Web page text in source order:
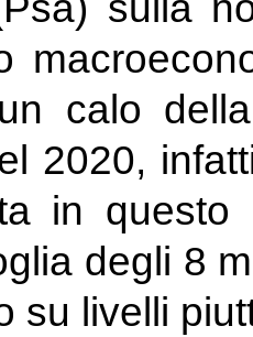
calo
2020,
in questo
degli 8
su livelli